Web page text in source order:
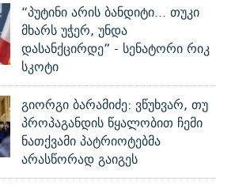
“პუტინი არის ბანდიტი... თუკი
მხარს უჭერ, უნდა
დასანქცირდე” - სენატორი რიკ
სკოტი
გიორგი ბარამიძე: ვწუხვარ, თუ
პროპაგანდის წყალობით ჩემი
ნათქვამი პატრიოტებმა
არასწორად გაიგეს